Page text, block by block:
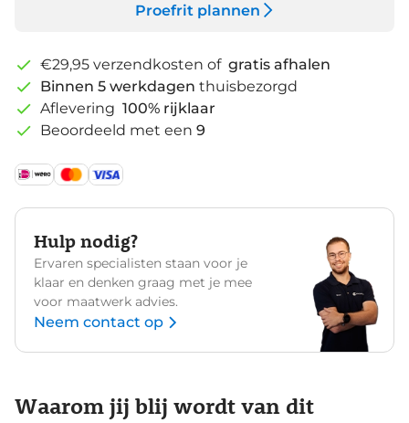
Proefrit plannen
€29,95 verzendkosten of gratis afhalen
Binnen 5 werkdagen thuisbezorgd
Aflevering 100% rijklaar
Beoordeeld met een 9
Hulp nodig?
Ervaren specialisten staan voor je
klaar en denken graag met je mee
voor maatwerk advies.
Neem contact op
Waarom jij blij wordt van dit